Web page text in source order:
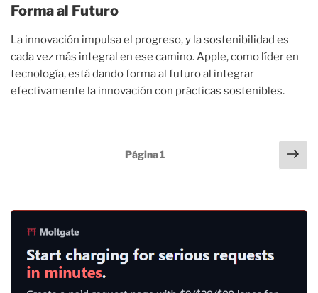
Forma al Futuro
La innovación impulsa el progreso, y la sostenibilidad es
cada vez más integral en ese camino. Apple, como líder en
tecnología, está dando forma al futuro al integrar
efectivamente la innovación con prácticas sostenibles.
Página1